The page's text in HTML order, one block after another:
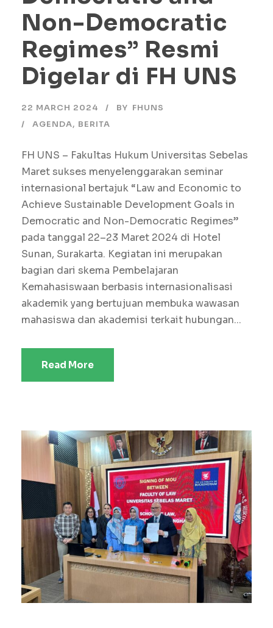
Non-Democratic
Regimes” Resmi
Digelar di FH UNS
22 MARCH 2024 BY FHUNS
AGENDA, BERITA
FH UNS – Fakultas Hukum Universitas Sebelas
Maret sukses menyelenggarakan seminar
internasional bertajuk “Law and Economic to
Achieve Sustainable Development Goals in
Democratic and Non-Democratic Regimes”
pada tanggal 22–23 Maret 2024 di Hotel
Sunan, Surakarta. Kegiatan ini merupakan
bagian dari skema Pembelajaran
Kemahasiswaan berbasis internasionalisasi
akademik yang bertujuan membuka wawasan
mahasiswa dan akademisi terkait hubungan...
Read More